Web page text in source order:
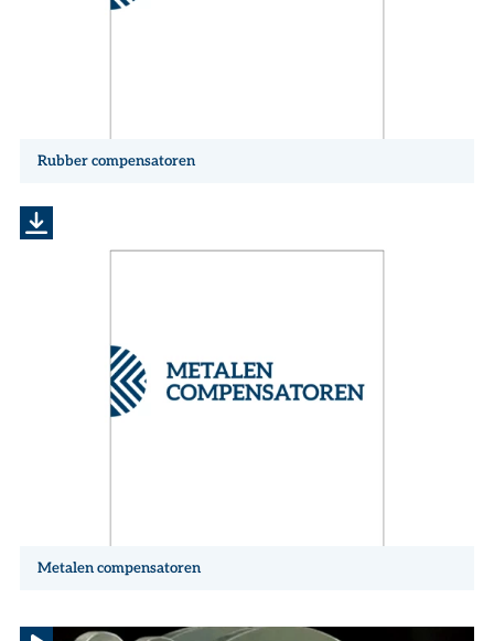
Rubber compensatoren
Metalen compensatoren